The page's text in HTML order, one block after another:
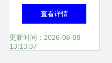
与盐城推广服务 一
站式定制解决方案
查看详情
更新时间：2026-08-08
13:13:37